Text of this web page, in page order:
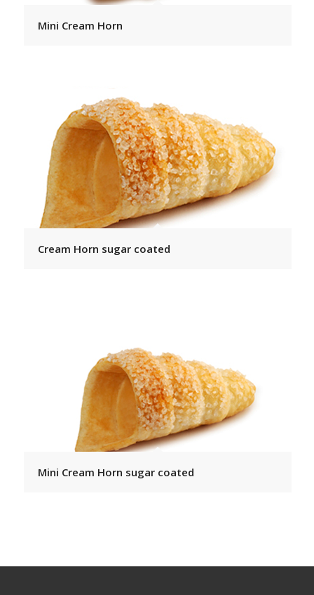
Mini Cream Horn
Cream Horn sugar coated
Mini Cream Horn sugar coated